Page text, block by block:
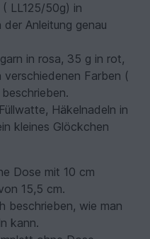
( LL125/50g) in
Anleitung genau
in rosa, 35 g in rot,
verschiedenen Farben (
Häkelnadeln in
kleines Glöckchen
Dose mit 10 cm
15,5 cm.
beschrieben, wie man
kann.